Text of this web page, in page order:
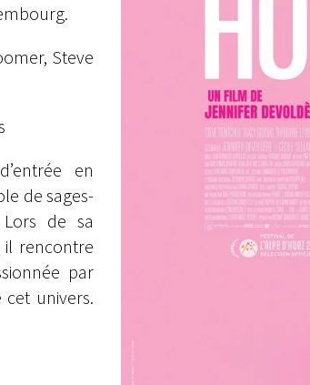
Steve
en
de sages-
de sa
rencontre
par
univers.